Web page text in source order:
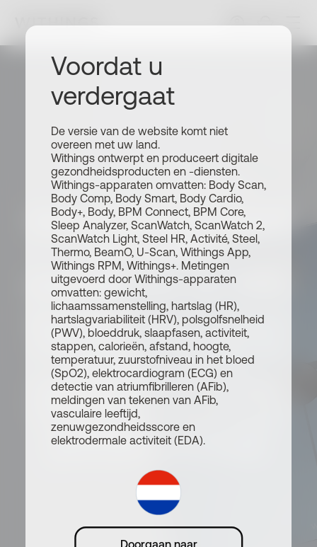
Voordat u
verdergaat
De versie van de website komt niet
overeen met uw land.
Withings ontwerpt en produceert digitale
gezondheidsproducten en -diensten.
Withings-apparaten omvatten: Body Scan,
Body Comp, Body Smart, Body Cardio,
Body+, Body, BPM Connect, BPM Core,
Sleep Analyzer, ScanWatch, ScanWatch 2,
ScanWatch Light, Steel HR, Activité, Steel,
Thermo, BeamO, U-Scan, Withings App,
Withings RPM, Withings+. Metingen
uitgevoerd door Withings-apparaten
omvatten: gewicht,
lichaamssamenstelling, hartslag (HR),
hartslagvariabiliteit (HRV), polsgolfsnelheid
(PWV), bloeddruk, slaapfasen, activiteit,
stappen, calorieën, afstand, hoogte,
temperatuur, zuurstofniveau in het bloed
(SpO2), elektrocardiogram (ECG) en
detectie van atriumfibrilleren (AFib),
meldingen van tekenen van AFib,
vasculaire leeftijd,
zenuwgezondheidsscore en
elektrodermale activiteit (EDA).
Doorgaan naar
Withings Partnerprogramma
Verspreid het woord
en verdien
commissies tot 15%.
Als je een blogger of uitgever
bent, kun je je vandaag nog
aanmelden voor ons
partnerprogramma en jezelf
verbinden met een merk dat
voorop loopt in verbonden
gezondheidstechnologie.